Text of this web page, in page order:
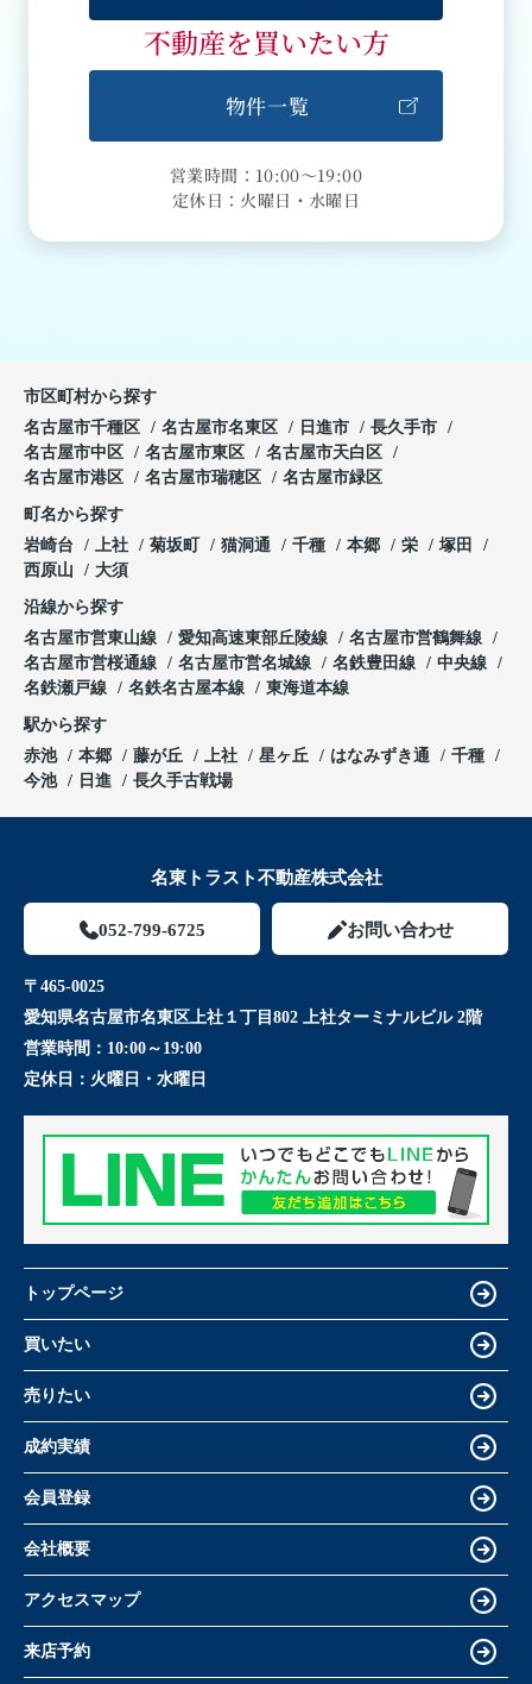
不動産を買いたい方
物件一覧
営業時間：10:00～19:00
定休日：火曜日・水曜日
市区町村から探す
名古屋市千種区
名古屋市名東区 日進市
長久手市
名古屋市中区
名古屋市東区
名古屋市天白区
名古屋市港区
名古屋市瑞穂区 名古屋市緑区
町名から探す
岩崎台
上社 菊坂町 猫洞通 千種 本郷 栄
塚田
西原山
大須
沿線から探す
名古屋市営東山線
愛知高速東部丘陵線
名古屋市営鶴舞線
名古屋市営桜通線
名古屋市営名城線 名鉄豊田線
中央線
名鉄瀬戸線
名鉄名古屋本線 東海道本線
駅から探す
赤池
本郷 藤が丘 上社 星ヶ丘 はなみずき通
千種
今池
日進 長久手古戦場
名東トラスト不動産株式会社
052-799-6725 お問い合わせ
〒465-0025
愛知県名古屋市名東区上社１丁目802 上社ターミナルビル 2階
営業時間： 10:00～19:00
定休日： 火曜日・水曜日
トップページ
買いたい
売りたい
成約実績
会員登録
会社概要
アクセスマップ
来店予約